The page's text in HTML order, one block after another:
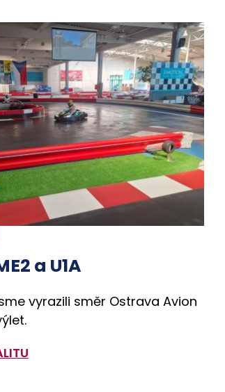
a U1A
vyrazili směr Ostrava Avion